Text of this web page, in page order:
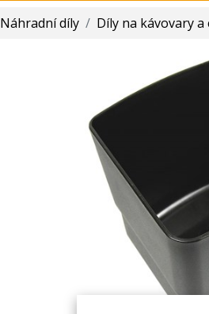
Náhradní díly / Díly na kávovary a